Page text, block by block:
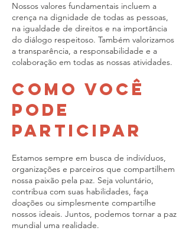
Nossos valores fundamentais incluem a
crença na dignidade de todas as pessoas,
na igualdade de direitos e na importância
do diálogo respeitoso. Também valorizamos
a transparência, a responsabilidade e a
colaboração em todas as nossas atividades.
Como Você
Pode
Participar
Estamos sempre em busca de indivíduos,
organizações e parceiros que compartilhem
nossa paixão pela paz. Seja voluntário,
contribua com suas habilidades, faça
doações ou simplesmente compartilhe
nossos ideais. Juntos, podemos tornar a paz
mundial uma realidade.